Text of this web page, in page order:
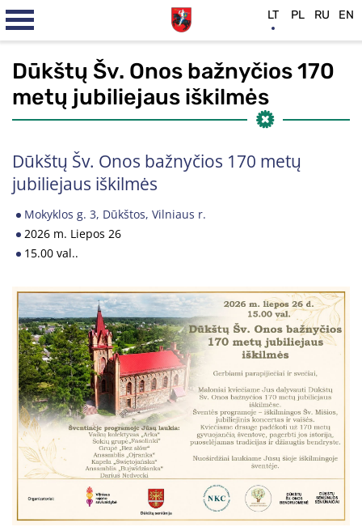
Dūkštų Šv. Onos bažnyčios 170
metų jubiliejaus iškilmės
Dūkštų Šv. Onos bažnyčios 170 metų
jubiliejaus iškilmės
Mokyklos g. 3, Dūkštos, Vilniaus r.
2026 m. Liepos 26
15.00 val..
LT PL RU EN